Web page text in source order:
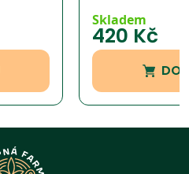
Skladem
420 Kč
DO